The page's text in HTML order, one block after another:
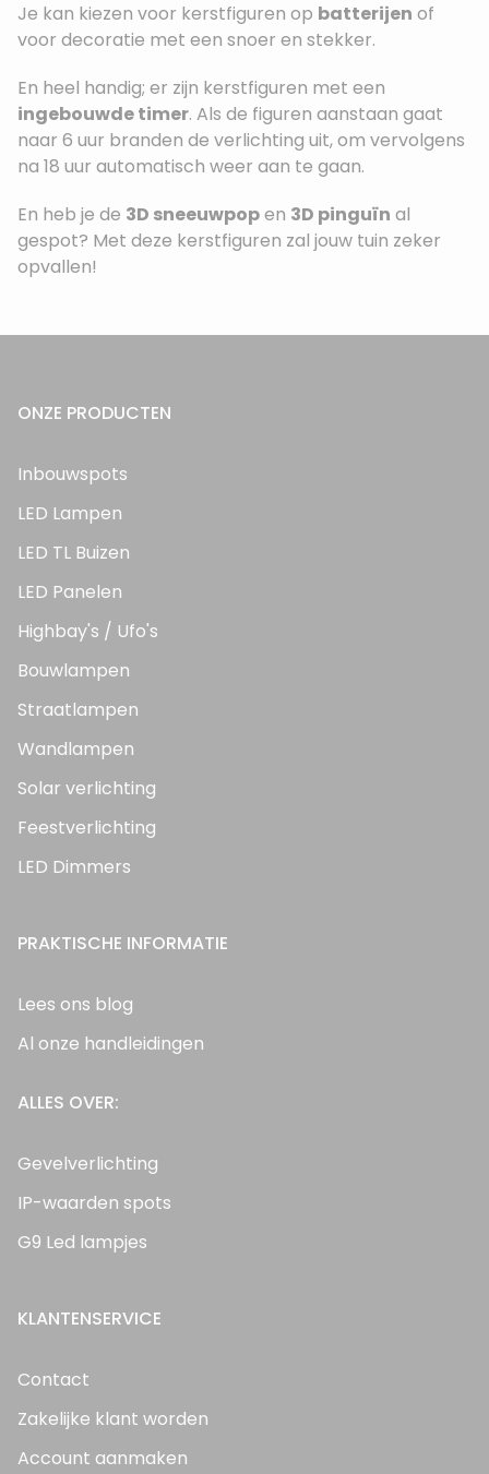
Je kan kiezen voor kerstfiguren op batterijen of
voor decoratie met een snoer en stekker.
En heel handig; er zijn kerstfiguren met een
ingebouwde timer. Als de figuren aanstaan gaat
naar 6 uur branden de verlichting uit, om vervolgens
na 18 uur automatisch weer aan te gaan.
En heb je de 3D sneeuwpopen 3D pinguïn al
gespot? Met deze kerstfiguren zal jouw tuin zeker
opvallen!
ONZE PRODUCTEN
Inbouwspots
LED Lampen
LED TL Buizen
LED Panelen
Highbay's / Ufo's
Bouwlampen
Straatlampen
Wandlampen
Solar verlichting
Feestverlichting
LED Dimmers
PRAKTISCHE INFORMATIE
Lees ons blog
Al onze handleidingen
ALLES OVER:
Gevelverlichting
IP-waarden spots
G9 Led lampjes
KLANTENSERVICE
Contact
Zakelijke klant worden
Account aanmaken